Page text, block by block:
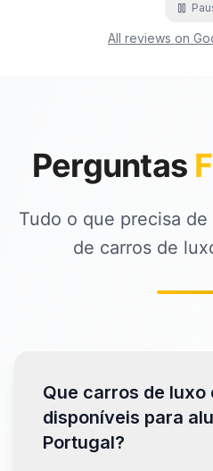
All reviews on
Perguntas
Tudo o que precisa
de carros de
Que carros de luxo
disponíveis para
Portugal?